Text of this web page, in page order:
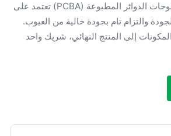
حلول متكاملة لتصنيع لوحات الدوائر المطبوعة (PCBA) تعتمد على
والتزام تام بجودة خالية من العيوب.
إلى المنتج النهائي، شريك واحد